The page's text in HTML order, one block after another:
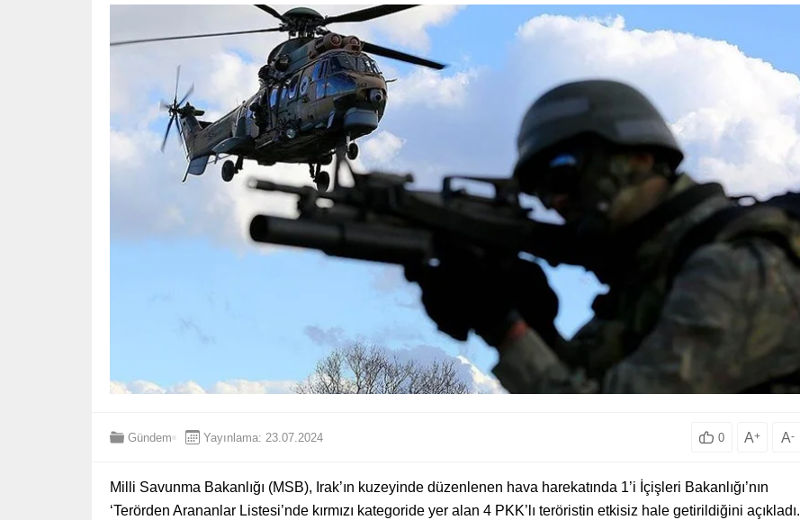
Gündem Yayınlama: 23.07.2024 0 A+ A-
Milli Savunma Bakanlığı (MSB), Irak’ın kuzeyinde düzenlenen hava harekatında 1’i İçişleri Bakanlığı’nın
‘Terörden Arananlar Listesi’nde kırmızı kategoride yer alan 4 PKK’lı teröristin etkisiz hale getirildiğini açıkladı.